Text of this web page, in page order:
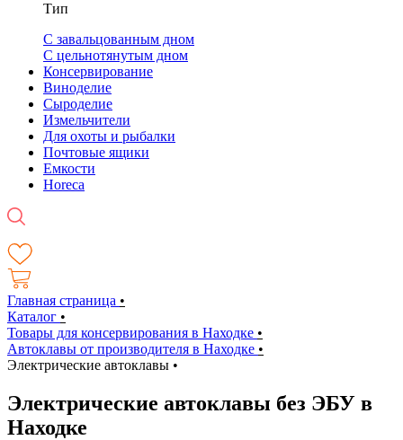
Тип
С завальцованным дном
С цельнотянутым дном
Консервирование
Виноделие
Сыроделие
Измельчители
Для охоты и рыбалки
Почтовые ящики
Емкости
Horeca
Главная страница •
Каталог •
Товары для консервирования в Находке •
Автоклавы от производителя в Находке •
Электрические автоклавы •
Электрические автоклавы без ЭБУ в
Находке